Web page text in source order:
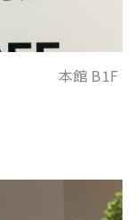
本館 B1F